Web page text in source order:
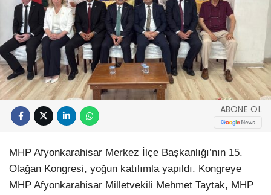
ABONE OL
MHP Afyonkarahisar Merkez İlçe Başkanlığı’nın 15.
Olağan Kongresi, yoğun katılımla yapıldı. Kongreye
MHP Afyonkarahisar Milletvekili Mehmet Taytak, MHP